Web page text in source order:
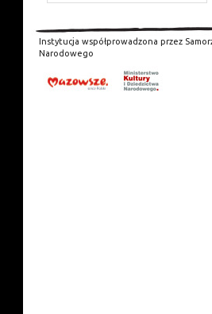
Instytucja współprowadzona przez
Narodowego